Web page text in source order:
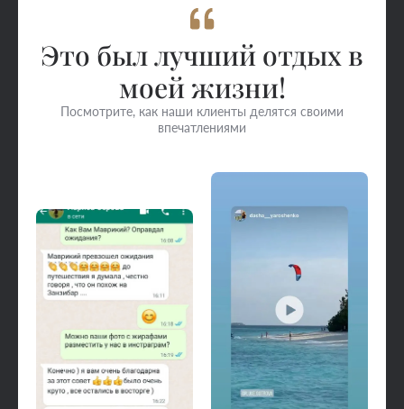
Это был лучший отдых в
моей жизни!
Посмотрите, как наши клиенты делятся своими
впечатлениями